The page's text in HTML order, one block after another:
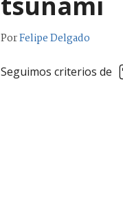
PorFelipe Delgado
Seguimos criterios de